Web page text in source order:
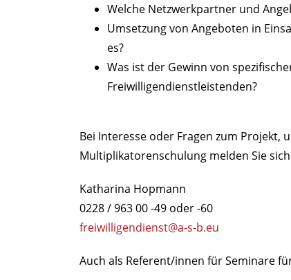
Welche Netzwerkpartner und
Umsetzung von Angeboten in
es?
Was ist der Gewinn von
Freiwilligendienstleistenden?
Bei Interesse oder Fragen zum
Multiplikatorenschulung melden Sie
Katharina Hopmann
0228 / 963 00 -49 oder -60
freiwilligendienst@a-s-b.eu
Auch als Referent/innen für Seminare